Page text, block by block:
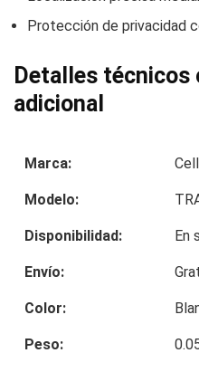
Protección de privacidad
Detalles técnicos
adicional
Marca:
Modelo:
Disponibilidad: En
Envío:
Color:
Peso: